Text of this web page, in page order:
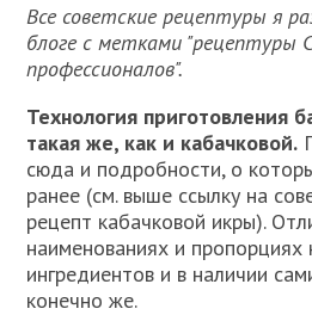
Все советские рецептуры я
блоге с метками "рецептуры
профессионалов".
Технология приготовления
такая же, как и кабачковой.
сюда и подробности, о
ранее (см. выше ссылку на
рецепт кабачковой икры).
наименованиях и пропорциях
ингредиентов и в наличии
конечно же.